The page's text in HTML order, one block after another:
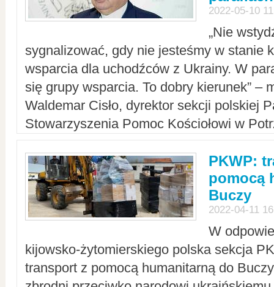
2022-05-10
„Nie
sygnalizować, gdy nie jesteśmy w stanie
wsparcia dla uchodźców z Ukrainy. W
się grupy wsparcia. To dobry kierunek” –
Waldemar Cisło, dyrektor sekcji polskiej
Stowarzyszenia Pomoc Kościołowi w
PKWP:
pomocą
Buczy
2022-04-11
W
kijowsko-żytomierskiego polska sekcja
transport z pomocą humanitarną do